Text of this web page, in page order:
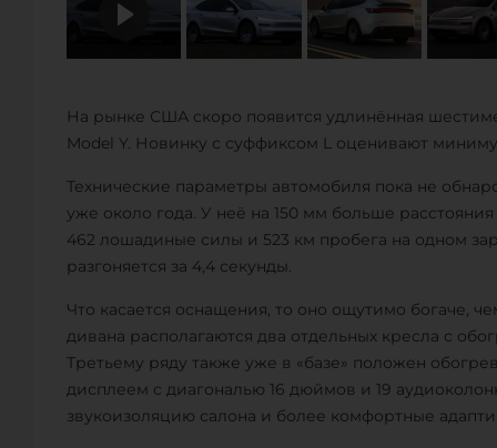
На рынке США скоро появится удлинённая
Model Y. Новинку с суффиксом L оценивают
Технические параметры автомобиля пока не
уже около года. У неё на 150 мм больше
462 лошадиные силы и 523 км пробега на одном
разгоняется за 4,4 секунды.
Что касается оснащения, то оно ощутимо богаче,
дивана располагаются два отдельных кресла с
Третьему ряду также уже в «базе» положен
дисплеем с диагональю 16 дюймов и 19
звукоизоляцию салона и более комфортные